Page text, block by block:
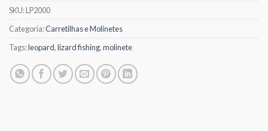
SKU:LP2000
Categoria:Carretilhas e Molinetes
Tags:leopard,lizard fishing,molinete